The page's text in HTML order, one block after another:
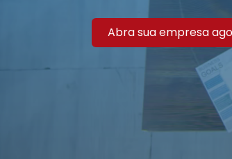
Abra sua empresa